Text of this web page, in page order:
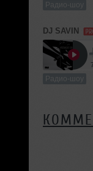
Радио-шоу
DJ SAVIN
Радио-шоу